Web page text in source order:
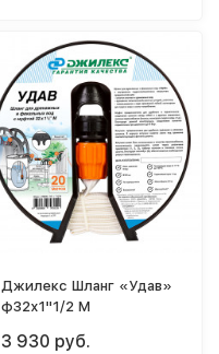
Джилекс Шланг «Удав»
ф32х1"1/2 М
3 930 руб.